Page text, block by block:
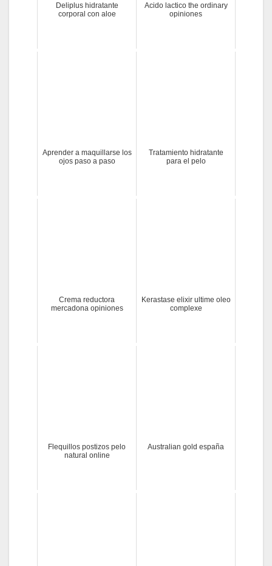
Deliplus hidratante
corporal con aloe
Acido lactico the ordinary
opiniones
Aprender a maquillarse los
ojos paso a paso
Tratamiento hidratante
para el pelo
Crema reductora
mercadona opiniones
Kerastase elixir ultime oleo
complexe
Flequillos postizos pelo
natural online
Australian gold españa